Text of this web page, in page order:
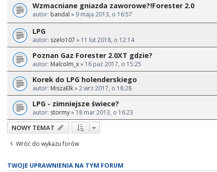
Wzmacniane gniazda zaworowe?!Forester 2.0
autor: bandal » 9 maja 2013, o 16:57
LPG
autor: szelo107 » 11 lut 2018, o 12:14
Poznan Gaz Forester 2.0XT gdzie?
autor: Malcolm_x» 16 paź 2017, o 15:25
Korek do LPG holenderskiego
autor: MiszaElk» 2 wrz 2017, o 18:28
LPG - zimniejsze świece?
autor: stormy» 18 mar 2013, o 16:23
NOWY TEMAT
Wróć do wykazu forów
TWOJE UPRAWNIENIA NA TYM FORUM